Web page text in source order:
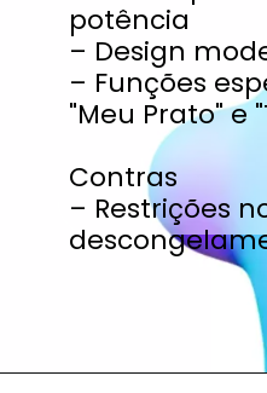
potência
– Design
– Funções
"Meu Prato" e
Contras
– Restrições